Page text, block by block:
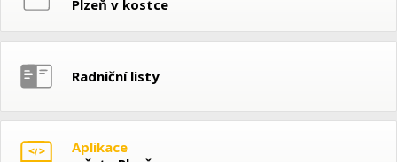
Plzeň v kostce
Radniční listy
Aplikace